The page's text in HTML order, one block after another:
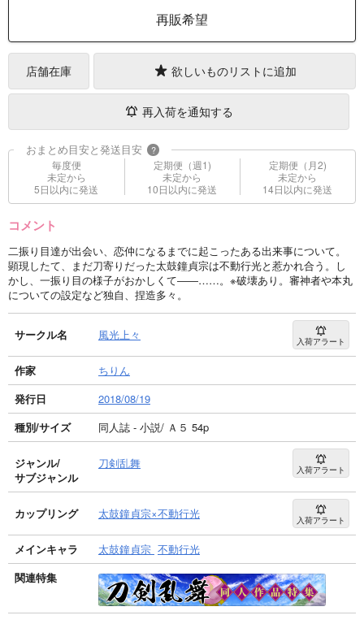
再販希望
店舗在庫 欲しいものリストに追加
再入荷を通知する
おまとめ目安と発送目安 ?
毎度便
未定から
5日以内に発送
定期便（週1)
未定から
10日以内に発送
定期便（月2)
未定から
14日以内に発送
コメント
二振り目達が出会い、恋仲になるまでに起こったある出来事について。
顕現したて、まだ刀寄りだった太鼓鐘貞宗は不動行光と惹かれ合う。し
かし、一振り目の様子がおかしくて――……。※破壊あり。審神者や本丸
についての設定など独自、捏造多々。
サークル名 風光上々 入荷アラート
作家
ちりん
発行日
2018/08/19
種別/サイズ
同人誌 - 小説/ Ａ５ 54p
ジャンル/
サブジャンル
刀剣乱舞 入荷アラート
カップリング 太鼓鐘貞宗×不動行光 入荷アラート
メインキャラ 太鼓鐘貞宗 不動行光
関連特集